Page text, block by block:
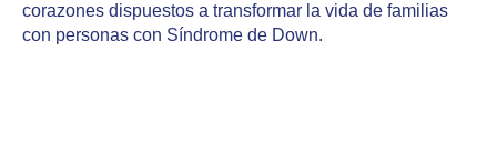
corazones dispuestos a transformar la vida de familias
con personas con Síndrome de Down.